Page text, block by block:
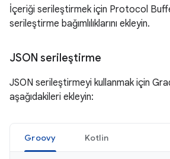
İçeriği serileştirmek için Protocol
serileştirme bağımlılıklarını ekleyin.
JSON serileştirme
JSON serileştirmeyi kullanmak için
aşağıdakileri ekleyin:
Groovy Kotlin